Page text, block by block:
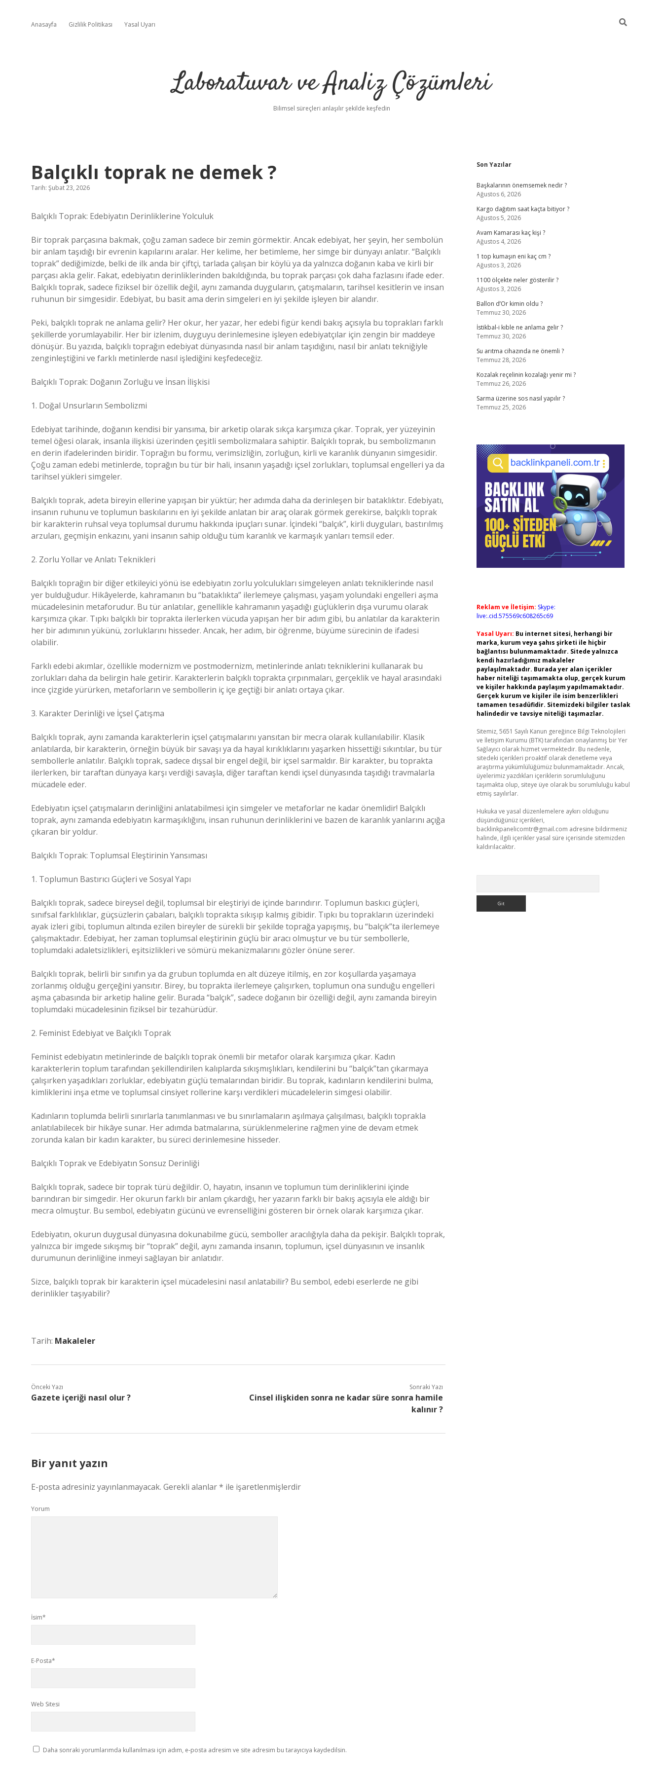
Anasayfa Gizlilik Politikası Yasal Uyarı
Laboratuvar ve Analiz Çözümleri
Bilimsel süreçleri anlaşılır şekilde keşfedin
Balçıklı toprak ne demek ?
Tarih: Şubat 23, 2026
Balçıklı Toprak: Edebiyatın Derinliklerine Yolculuk
Bir toprak parçasına bakmak, çoğu zaman sadece bir zemin görmektir. Ancak edebiyat, her şeyin, her sembolün
bir anlam taşıdığı bir evrenin kapılarını aralar. Her kelime, her betimleme, her simge bir dünyayı anlatır. “Balçıklı
toprak” dediğimizde, belki de ilk anda bir çiftçi, tarlada çalışan bir köylü ya da yalnızca doğanın kaba ve kirli bir
parçası akla gelir. Fakat, edebiyatın derinliklerinden bakıldığında, bu toprak parçası çok daha fazlasını ifade eder.
Balçıklı toprak, sadece fiziksel bir özellik değil, aynı zamanda duyguların, çatışmaların, tarihsel kesitlerin ve insan
ruhunun bir simgesidir. Edebiyat, bu basit ama derin simgeleri en iyi şekilde işleyen bir alandır.
Peki, balçıklı toprak ne anlama gelir? Her okur, her yazar, her edebi figür kendi bakış açısıyla bu toprakları farklı
şekillerde yorumlayabilir. Her bir izlenim, duyguyu derinlemesine işleyen edebiyatçılar için zengin bir maddeye
dönüşür. Bu yazıda, balçıklı toprağın edebiyat dünyasında nasıl bir anlam taşıdığını, nasıl bir anlatı tekniğiyle
zenginleştiğini ve farklı metinlerde nasıl işlediğini keşfedeceğiz.
Balçıklı Toprak: Doğanın Zorluğu ve İnsan İlişkisi
1. Doğal Unsurların Sembolizmi
Edebiyat tarihinde, doğanın kendisi bir yansıma, bir arketip olarak sıkça karşımıza çıkar. Toprak, yer yüzeyinin
temel öğesi olarak, insanla ilişkisi üzerinden çeşitli sembolizmalara sahiptir. Balçıklı toprak, bu sembolizmanın
en derin ifadelerinden biridir. Toprağın bu formu, verimsizliğin, zorluğun, kirli ve karanlık dünyanın simgesidir.
Çoğu zaman edebi metinlerde, toprağın bu tür bir hali, insanın yaşadığı içsel zorlukları, toplumsal engelleri ya da
tarihsel yükleri simgeler.
Balçıklı toprak, adeta bireyin ellerine yapışan bir yüktür; her adımda daha da derinleşen bir bataklıktır. Edebiyatı,
insanın ruhunu ve toplumun baskılarını en iyi şekilde anlatan bir araç olarak görmek gerekirse, balçıklı toprak
bir karakterin ruhsal veya toplumsal durumu hakkında ipuçları sunar. İçindeki “balçık”, kirli duyguları, bastırılmış
arzuları, geçmişin enkazını, yani insanın sahip olduğu tüm karanlık ve karmaşık yanları temsil eder.
2. Zorlu Yollar ve Anlatı Teknikleri
Balçıklı toprağın bir diğer etkileyici yönü ise edebiyatın zorlu yolculukları simgeleyen anlatı tekniklerinde nasıl
yer bulduğudur. Hikâyelerde, kahramanın bu “bataklıkta” ilerlemeye çalışması, yaşam yolundaki engelleri aşma
mücadelesinin metaforudur. Bu tür anlatılar, genellikle kahramanın yaşadığı güçlüklerin dışa vurumu olarak
karşımıza çıkar. Tıpkı balçıklı bir toprakta ilerlerken vücuda yapışan her bir adım gibi, bu anlatılar da karakterin
her bir adımının yükünü, zorluklarını hisseder. Ancak, her adım, bir öğrenme, büyüme sürecinin de ifadesi
olabilir.
Farklı edebi akımlar, özellikle modernizm ve postmodernizm, metinlerinde anlatı tekniklerini kullanarak bu
zorlukları daha da belirgin hale getirir. Karakterlerin balçıklı toprakta çırpınmaları, gerçeklik ve hayal arasındaki
ince çizgide yürürken, metaforların ve sembollerin iç içe geçtiği bir anlatı ortaya çıkar.
3. Karakter Derinliği ve İçsel Çatışma
Balçıklı toprak, aynı zamanda karakterlerin içsel çatışmalarını yansıtan bir mecra olarak kullanılabilir. Klasik
anlatılarda, bir karakterin, örneğin büyük bir savaşı ya da hayal kırıklıklarını yaşarken hissettiği sıkıntılar, bu tür
sembollerle anlatılır. Balçıklı toprak, sadece dışsal bir engel değil, bir içsel sarmaldır. Bir karakter, bu toprakta
ilerlerken, bir taraftan dünyaya karşı verdiği savaşla, diğer taraftan kendi içsel dünyasında taşıdığı travmalarla
mücadele eder.
Edebiyatın içsel çatışmaların derinliğini anlatabilmesi için simgeler ve metaforlar ne kadar önemlidir! Balçıklı
toprak, aynı zamanda edebiyatın karmaşıklığını, insan ruhunun derinliklerini ve bazen de karanlık yanlarını açığa
çıkaran bir yoldur.
Balçıklı Toprak: Toplumsal Eleştirinin Yansıması
1. Toplumun Bastırıcı Güçleri ve Sosyal Yapı
Balçıklı toprak, sadece bireysel değil, toplumsal bir eleştiriyi de içinde barındırır. Toplumun baskıcı güçleri,
sınıfsal farklılıklar, güçsüzlerin çabaları, balçıklı toprakta sıkışıp kalmış gibidir. Tıpkı bu toprakların üzerindeki
ayak izleri gibi, toplumun altında ezilen bireyler de sürekli bir şekilde toprağa yapışmış, bu “balçık”ta ilerlemeye
çalışmaktadır. Edebiyat, her zaman toplumsal eleştirinin güçlü bir aracı olmuştur ve bu tür sembollerle,
toplumdaki adaletsizlikleri, eşitsizlikleri ve sömürü mekanizmalarını gözler önüne serer.
Balçıklı toprak, belirli bir sınıfın ya da grubun toplumda en alt düzeye itilmiş, en zor koşullarda yaşamaya
zorlanmış olduğu gerçeğini yansıtır. Birey, bu toprakta ilerlemeye çalışırken, toplumun ona sunduğu engelleri
aşma çabasında bir arketip haline gelir. Burada “balçık”, sadece doğanın bir özelliği değil, aynı zamanda bireyin
toplumdaki mücadelesinin fiziksel bir tezahürüdür.
2. Feminist Edebiyat ve Balçıklı Toprak
Feminist edebiyatın metinlerinde de balçıklı toprak önemli bir metafor olarak karşımıza çıkar. Kadın
karakterlerin toplum tarafından şekillendirilen kalıplarda sıkışmışlıkları, kendilerini bu “balçık”tan çıkarmaya
çalışırken yaşadıkları zorluklar, edebiyatın güçlü temalarından biridir. Bu toprak, kadınların kendilerini bulma,
kimliklerini inşa etme ve toplumsal cinsiyet rollerine karşı verdikleri mücadelelerin simgesi olabilir.
Kadınların toplumda belirli sınırlarla tanımlanması ve bu sınırlamaların aşılmaya çalışılması, balçıklı toprakla
anlatılabilecek bir hikâye sunar. Her adımda batmalarına, sürüklenmelerine rağmen yine de devam etmek
zorunda kalan bir kadın karakter, bu süreci derinlemesine hisseder.
Balçıklı Toprak ve Edebiyatın Sonsuz Derinliği
Balçıklı toprak, sadece bir toprak türü değildir. O, hayatın, insanın ve toplumun tüm derinliklerini içinde
barındıran bir simgedir. Her okurun farklı bir anlam çıkardığı, her yazarın farklı bir bakış açısıyla ele aldığı bir
mecra olmuştur. Bu sembol, edebiyatın gücünü ve evrenselliğini gösteren bir örnek olarak karşımıza çıkar.
Edebiyatın, okurun duygusal dünyasına dokunabilme gücü, semboller aracılığıyla daha da pekişir. Balçıklı toprak,
yalnızca bir imgede sıkışmış bir “toprak” değil, aynı zamanda insanın, toplumun, içsel dünyasının ve insanlık
durumunun derinliğine inmeyi sağlayan bir anlatıdır.
Sizce, balçıklı toprak bir karakterin içsel mücadelesini nasıl anlatabilir? Bu sembol, edebi eserlerde ne gibi
derinlikler taşıyabilir?
Tarih: Makaleler
Önceki Yazı
Gazete içeriği nasıl olur ?
Sonraki Yazı
Cinsel ilişkiden sonra ne kadar süre sonra hamile
kalınır ?
Bir yanıt yazın
E-posta adresiniz yayınlanmayacak. Gerekli alanlar* ile işaretlenmişlerdir
Yorum
İsim*
E-Posta*
Web Sitesi
Daha sonraki yorumlarımda kullanılması için adım, e-posta adresim ve site adresim bu tarayıcıya kaydedilsin.
Sidebar
Son Yazılar
Başkalarının önemsemek nedir ?
Ağustos 6, 2026
Kargo dağıtım saat kaçta bitiyor ?
Ağustos 5, 2026
Avam Kamarası kaç kişi ?
Ağustos 4, 2026
1 top kumaşın eni kaç cm ?
Ağustos 3, 2026
1100 ölçekte neler gösterilir ?
Ağustos 3, 2026
Ballon d’Or kimin oldu ?
Temmuz 30, 2026
İstikbal-i kıble ne anlama gelir ?
Temmuz 30, 2026
Su arıtma cihazında ne önemli ?
Temmuz 28, 2026
Kozalak reçelinin kozalağı yenir mi ?
Temmuz 26, 2026
Sarma üzerine sos nasıl yapılır ?
Temmuz 25, 2026
Reklam ve İletişim: Skype:
live:.cid.575569c608265c69
Yasal Uyarı: Bu internet sitesi, herhangi bir
marka, kurum veya şahıs şirketi ile hiçbir
bağlantısı bulunmamaktadır. Sitede yalnızca
kendi hazırladığımız makaleler
paylaşılmaktadır. Burada yer alan içerikler
haber niteliği taşımamakta olup, gerçek kurum
ve kişiler hakkında paylaşım yapılmamaktadır.
Gerçek kurum ve kişiler ile isim benzerlikleri
tamamen tesadüfidir. Sitemizdeki bilgiler taslak
halindedir ve tavsiye niteliği taşımazlar.
Sitemiz, 5651 Sayılı Kanun gereğince Bilgi Teknolojileri
ve İletişim Kurumu (BTK) tarafından onaylanmış bir Yer
Sağlayıcı olarak hizmet vermektedir. Bu nedenle,
sitedeki içerikleri proaktif olarak denetleme veya
araştırma yükümlülüğümüz bulunmamaktadır. Ancak,
üyelerimiz yazdıkları içeriklerin sorumluluğunu
taşımakta olup, siteye üye olarak bu sorumluluğu kabul
etmiş sayılırlar.
Hukuka ve yasal düzenlemelere aykırı olduğunu
düşündüğünüz içerikleri,
backlinkpanelicomtr@gmail.com adresine bildirmeniz
halinde, ilgili içerikler yasal süre içerisinde sitemizden
kaldırılacaktır.